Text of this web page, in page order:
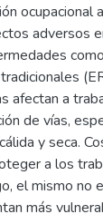
ocupacional
adversos
afectan a
de vías,
y seca.
a los
el mismo no
más